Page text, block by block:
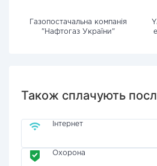
Газопостачальна компанія
"Нафтогаз України"
Також сплачують
Інтернет
Охорона